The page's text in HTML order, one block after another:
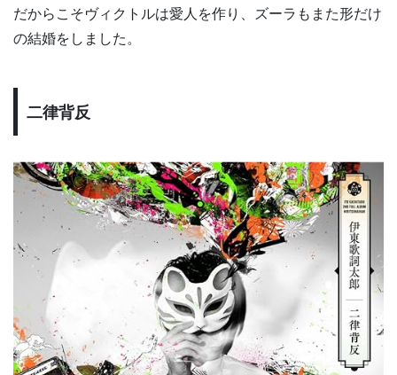
だからこそヴィクトルは愛人を作り、ズーラもまた形だけ
の結婚をしました。
二律背反